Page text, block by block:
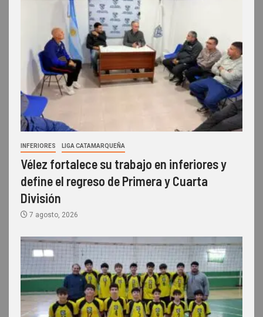
INFERIORES LIGA CATAMARQUEÑA
Vélez fortalece su trabajo en inferiores y
define el regreso de Primera y Cuarta
División
7 agosto, 2026